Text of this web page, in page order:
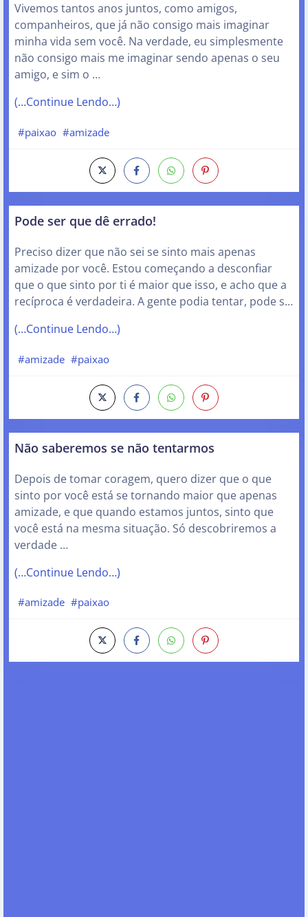
Vivemos tantos anos juntos, como amigos,
companheiros, que já não consigo mais imaginar
minha vida sem você. Na verdade, eu simplesmente
não consigo mais me imaginar sendo apenas o seu
amigo, e sim o …
(…Continue Lendo…)
#paixao #amizade
Pode ser que dê errado!
Preciso dizer que não sei se sinto mais apenas
amizade por você. Estou começando a desconfiar
que o que sinto por ti é maior que isso, e acho que a
recíproca é verdadeira. A gente podia tentar, pode s…
(…Continue Lendo…)
#amizade #paixao
Não saberemos se não tentarmos
Depois de tomar coragem, quero dizer que o que
sinto por você está se tornando maior que apenas
amizade, e que quando estamos juntos, sinto que
você está na mesma situação. Só descobriremos a
verdade …
(…Continue Lendo…)
#amizade #paixao